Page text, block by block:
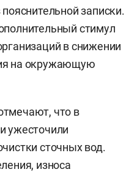
записки.
стимул
в снижении
на окружающую
что в
ужесточили
сточных вод.
износа